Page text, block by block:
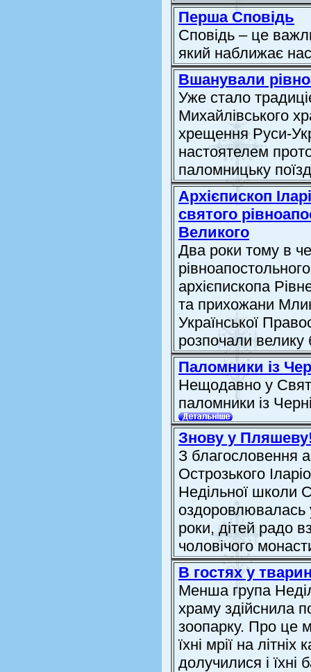
Перша Сповідь
Сповідь – це
який наближає
Вшанували
Уже стало
Михайлівського
хрещення Руси-
настоятелем
паломницьку
Архієпископ
святого
Великого
Два роки тому в
архієпископа
та прихожани
Української
розпочали велику
Паломники із
Нещодавно у
паломники із
Знову у
З благословення
Острозького
Недільної школи
оздоровлювалась
роки, дітей радо
чоловічого
В гостях у
Менша група
храму здійснила
зоопарку. Про це
їхні мрії на
долучилися і їхні